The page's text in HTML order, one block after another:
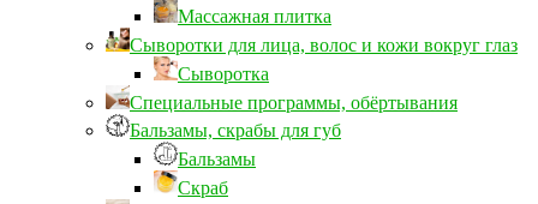
Массажная плитка
Сыворотки для лица, волос и кожи вокруг глаз
Сыворотка
Специальные программы, обёртывания
Бальзамы, скрабы для губ
Бальзамы
Скраб